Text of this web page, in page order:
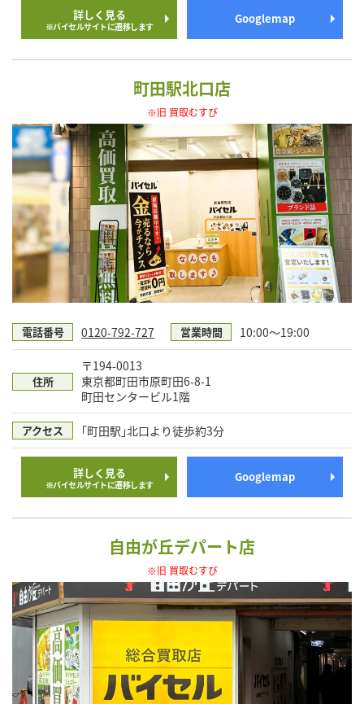
詳しく見る
※バイセルサイトに遷移します
Googlemap
町田駅北口店
※旧 買取むすび
電話番号 0120-792-727 営業時間 10:00～19:00
住所
〒194-0013
東京都町田市原町田6-8-1
町田センタービル1階
アクセス ｢町田駅｣北口より徒歩約3分
詳しく見る
※バイセルサイトに遷移します
Googlemap
自由が丘デパート店
※旧 買取むすび